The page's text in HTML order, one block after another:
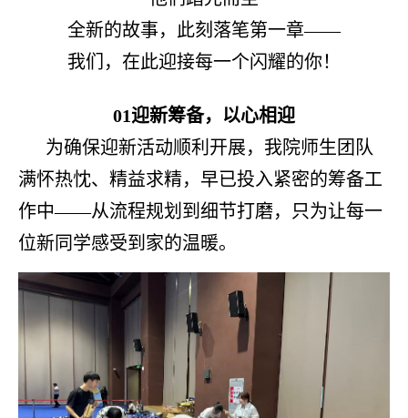
全新的故事，此刻落笔第一章——
我们，在此迎接每一个闪耀的你！
01迎新筹备，以心相迎
为确保迎新活动顺利开展，我院师生团队
满怀热忱、精益求精，早已投入紧密的筹备工
作中——从流程规划到细节打磨，只为让每一
位新同学感受到家的温暖。